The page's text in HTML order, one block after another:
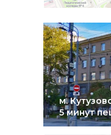
м.
5 минут